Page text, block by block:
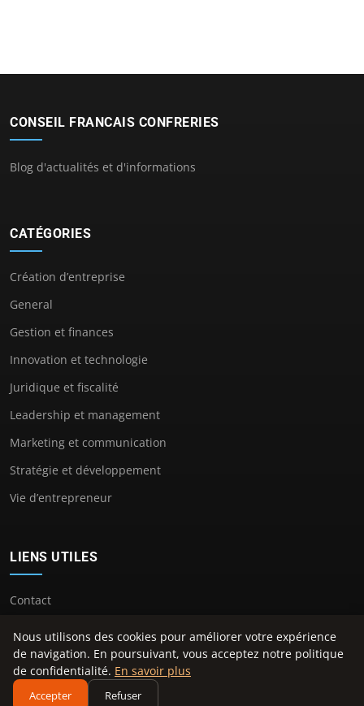
CONSEIL FRANCAIS CONFRERIES
Blog d'actualités et d'informations
CATÉGORIES
Création d’entreprise
General
Gestion et finances
Innovation et technologie
Juridique et fiscalité
Leadership et management
Marketing et communication
Stratégie et développement
Vie d’entrepreneur
LIENS UTILES
Contact
© 2026 Conseil Francais Confreries. Tous droits réservés.
À propos Mentions légales
Nous utilisons des cookies pour améliorer votre expérience
de navigation. En poursuivant, vous acceptez notre politique
de confidentialité. En savoir plus
Accepter Refuser